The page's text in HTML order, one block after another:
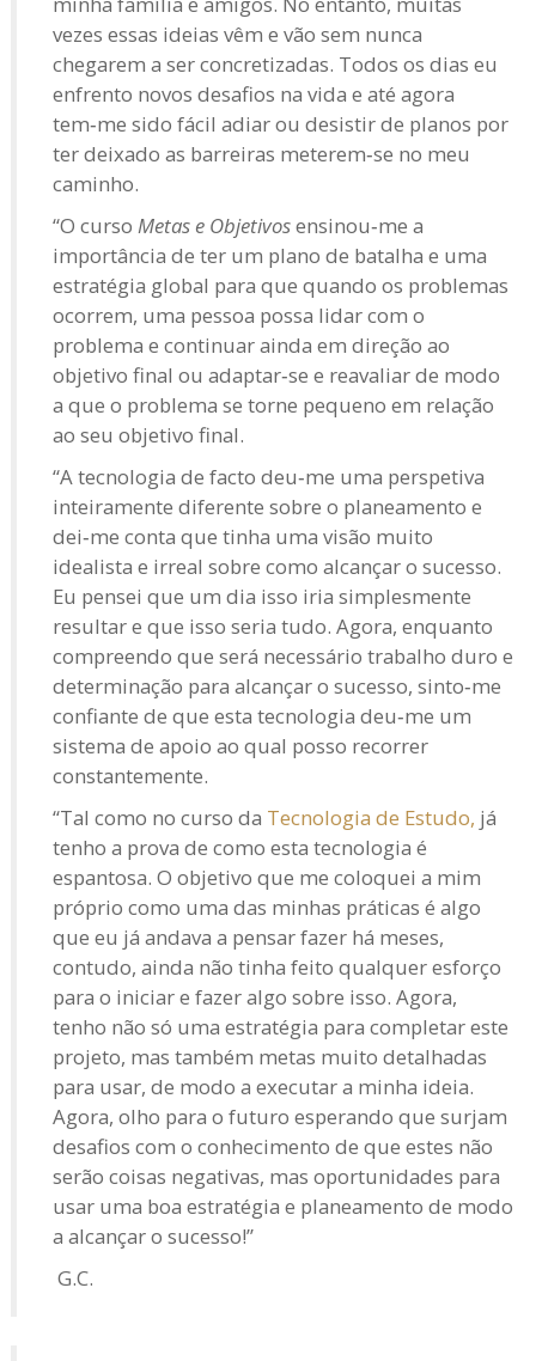
vezes essas ideias vêm e vão sem nunca
chegarem a ser concretizadas. Todos os dias eu
enfrento novos desafios na vida e até agora
tem‑me sido fácil adiar ou desistir de planos por
ter deixado as barreiras meterem‑se no meu
caminho.
“O curso Metas e Objetivosensinou‑me a
importância de ter um plano de batalha e uma
estratégia global para que quando os problemas
ocorrem, uma pessoa possa lidar com o
problema e continuar ainda em direção ao
objetivo final ou adaptar‑se e reavaliar de modo
a que o problema se torne pequeno em relação
ao seu objetivo final.
“A tecnologia de facto deu‑me uma perspetiva
inteiramente diferente sobre o planeamento e
dei‑me conta que tinha uma visão muito
idealista e irreal sobre como alcançar o sucesso.
Eu pensei que um dia isso iria simplesmente
resultar e que isso seria tudo. Agora, enquanto
compreendo que será necessário trabalho duro e
determinação para alcançar o sucesso, sinto‑me
confiante de que esta tecnologia deu‑me um
sistema de apoio ao qual posso recorrer
constantemente.
“Tal como no curso da Tecnologia de Estudo, já
tenho a prova de como esta tecnologia é
espantosa. O objetivo que me coloquei a mim
próprio como uma das minhas práticas é algo
que eu já andava a pensar fazer há meses,
contudo, ainda não tinha feito qualquer esforço
para o iniciar e fazer algo sobre isso. Agora,
tenho não só uma estratégia para completar este
projeto, mas também metas muito detalhadas
para usar, de modo a executar a minha ideia.
Agora, olho para o futuro esperando que surjam
desafios com o conhecimento de que estes não
serão coisas negativas, mas oportunidades para
usar uma boa estratégia e planeamento de modo
a alcançar o sucesso!”
G.C.